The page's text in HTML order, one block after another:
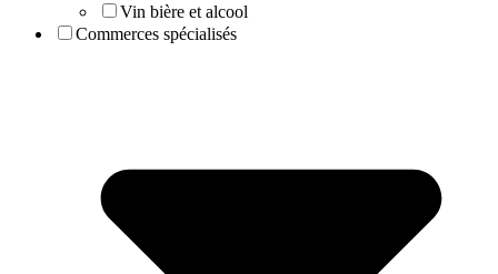
Vin bière et alcool
Commerces spécialisés